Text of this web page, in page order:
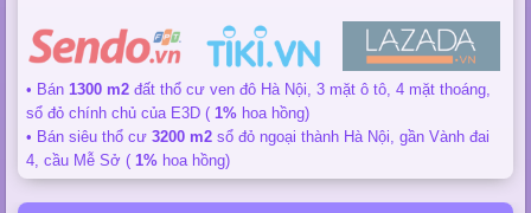
• Bán 1300 m2 đất thổ cư ven đô Hà Nội, 3 mặt ô tô, 4 mặt thoáng,
sổ đỏ chính chủ của E3D ( 1% hoa hồng)
• Bán siêu thổ cư 3200 m2 sổ đỏ ngoại thành Hà Nội, gần Vành đai
4, cầu Mễ Sở ( 1% hoa hồng)